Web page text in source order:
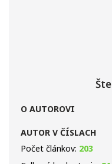
O AUTOROVI
AUTOR V ČÍSLACH
Počet článkov: 203